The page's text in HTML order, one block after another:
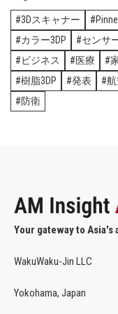
3Dスキャナー
カラー3DP
センサ
ビジネス
医療
樹脂3DP
発表
防衛
Your gateway to
WakuWaku-Jin LLC
Yokohama, Japan